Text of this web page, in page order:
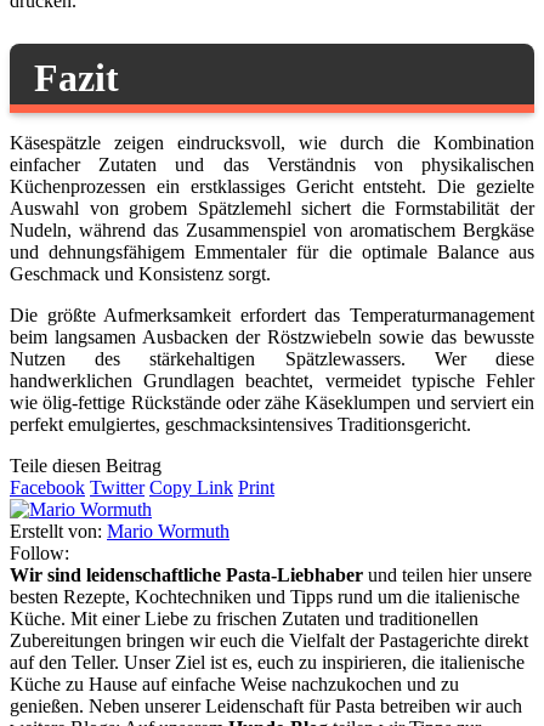
Fazit
Käsespätzle zeigen eindrucksvoll, wie durch die Kombination
einfacher Zutaten und das Verständnis von physikalischen
Küchenprozessen ein erstklassiges Gericht entsteht. Die gezielte
Auswahl von grobem Spätzlemehl sichert die Formstabilität der
Nudeln, während das Zusammenspiel von aromatischem Bergkäse
und dehnungsfähigem Emmentaler für die optimale Balance aus
Geschmack und Konsistenz sorgt.
Die größte Aufmerksamkeit erfordert das Temperaturmanagement
beim langsamen Ausbacken der Röstzwiebeln sowie das bewusste
Nutzen des stärkehaltigen Spätzlewassers. Wer diese
handwerklichen Grundlagen beachtet, vermeidet typische Fehler
wie ölig-fettige Rückstände oder zähe Käseklumpen und serviert ein
perfekt emulgiertes, geschmacksintensives Traditionsgericht.
Teile diesen Beitrag
Facebook Twitter Copy Link Print
Erstellt von: Mario Wormuth
Follow:
Wir sind leidenschaftliche Pasta-Liebhaber und teilen hier unsere
besten Rezepte, Kochtechniken und Tipps rund um die italienische
Küche. Mit einer Liebe zu frischen Zutaten und traditionellen
Zubereitungen bringen wir euch die Vielfalt der Pastagerichte direkt
auf den Teller. Unser Ziel ist es, euch zu inspirieren, die italienische
Küche zu Hause auf einfache Weise nachzukochen und zu
genießen. Neben unserer Leidenschaft für Pasta betreiben wir auch